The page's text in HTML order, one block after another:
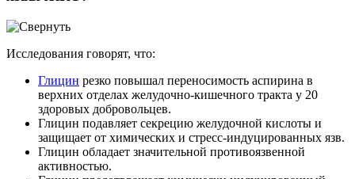
Исследования говорят, что:
Глицин резко повышал переносимость аспирина в
верхних отделах желудочно-кишечного тракта у 20
здоровых добровольцев.
Глицин подавляет секрецию желудочной кислоты и
защищает от химических и стресс-индуцированных язв.
Глицин обладает значительной противоязвенной
активностью.